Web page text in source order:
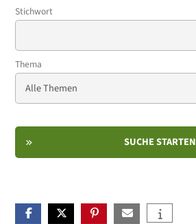
Stichwort
Thema
SUCHE STARTEN